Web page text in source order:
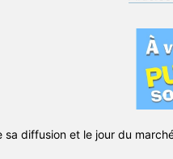
diffusion et le jour du